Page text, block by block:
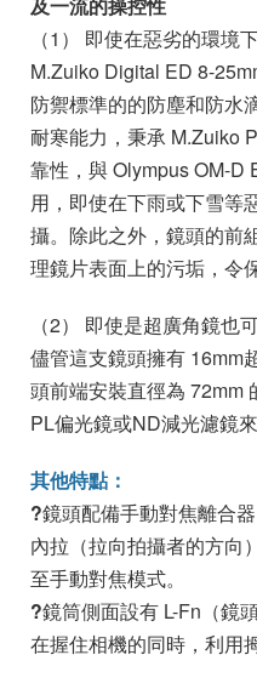
（1） 即使在惡劣的環境
M.Zuiko Digital ED 8-
防禦標準的的防塵和防水
耐寒能力，秉承 M.Zuiko
靠性，與 Olympus OM-D
用，即使在下雨或下雪等
攝。除此之外，鏡頭的前
理鏡片表面上的污垢，令
（2） 即使是超廣角鏡也
儘管這支鏡頭擁有 16mm
頭前端安裝直徑為 72mm
PL偏光鏡或ND減光濾鏡
其他特點：
?鏡頭配備手動對焦離合
內拉（拉向拍攝者的方向
至手動對焦模式。
?鏡筒側面設有 L-Fn（鏡
在握住相機的同時，利用